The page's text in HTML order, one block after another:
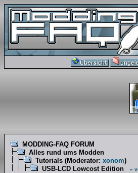
MODDING-FAQ FORUM
Alles rund ums Modden
Tutorials (Moderator: xonom)
USB-LCD Lowcost Edition
«